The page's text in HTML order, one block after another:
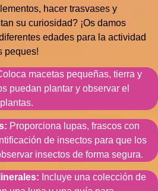
hacer trasvases y
su curiosidad? ¡Os damos
edades para la actividad
peques!
macetas pequeñas, tierra y
puedan plantar y observar el
Proporciona lupas, frascos con
de insectos para que los
insectos de forma segura.
Incluye una colección de